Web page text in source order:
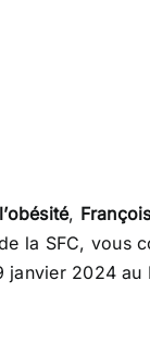
,
la SFC, vous
janvier 2024 au